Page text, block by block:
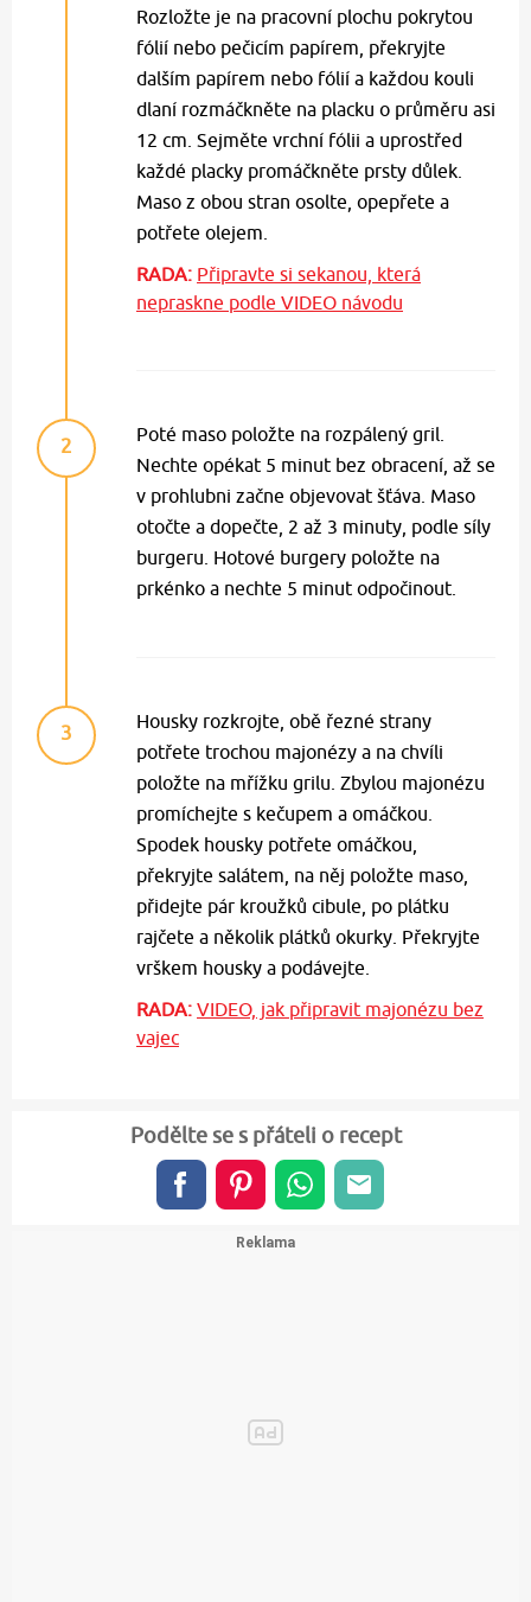
Rozložte je na pracovní plochu pokrytou
fólií nebo pečicím papírem, překryjte
dalším papírem nebo fólií a každou kouli
dlaní rozmáčkněte na placku o průměru asi
12 cm. Sejměte vrchní fólii a uprostřed
každé placky promáčkněte prsty důlek.
Maso z obou stran osolte, opepřete a
potřete olejem.
RADA: Připravte si sekanou, která
nepraskne podle VIDEO návodu
2
Poté maso položte na rozpálený gril.
Nechte opékat 5 minut bez obracení, až se
v prohlubni začne objevovat šťáva. Maso
otočte a dopečte, 2 až 3 minuty, podle síly
burgeru. Hotové burgery položte na
prkénko a nechte 5 minut odpočinout.
3
Housky rozkrojte, obě řezné strany
potřete trochou majonézy a na chvíli
položte na mřížku grilu. Zbylou majonézu
promíchejte s kečupem a omáčkou.
Spodek housky potřete omáčkou,
překryjte salátem, na něj položte maso,
přidejte pár kroužků cibule, po plátku
rajčete a několik plátků okurky. Překryjte
vrškem housky a podávejte.
RADA: VIDEO, jak připravit majonézu bez
vajec
Podělte se s přáteli o recept